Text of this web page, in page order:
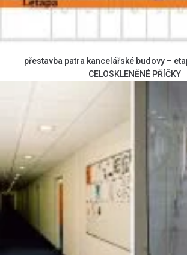
přestavba patra kancelářské budovy –
CELOSKLENĚNÉ PŘÍČKY